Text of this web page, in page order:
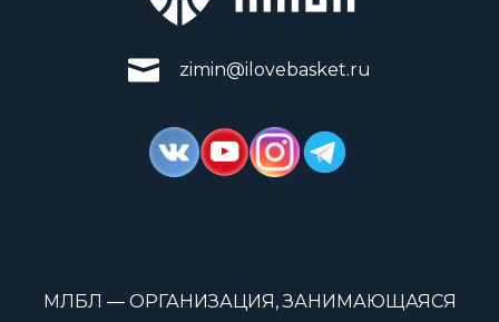
zimin@ilovebasket.ru
МЛБЛ — ОРГАНИЗАЦИЯ, ЗАНИМАЮЩАЯСЯ